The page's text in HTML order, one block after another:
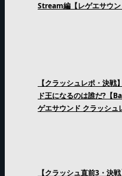
Stream編【レゲエサウン
【クラッシュレポ・決
ド王になるのは誰だ?【
ゲエサウンド クラッシュ
【クラッシュ直前3・